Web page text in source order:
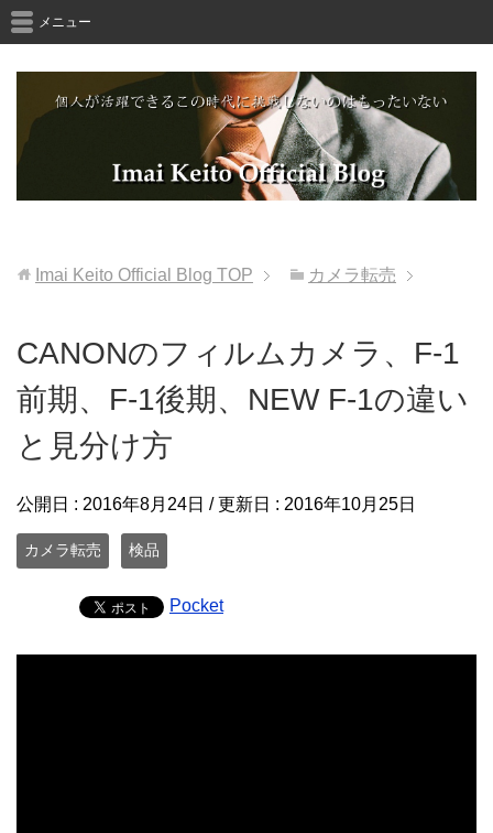
メニュー
Imai Keito Official Blog TOP カメラ転売
CANONのフィルムカメラ、F-1
前期、F-1後期、NEW F-1の違い
と見分け方
公開日 : 2016年8月24日 / 更新日 : 2016年10月25日
カメラ転売 検品
Pocket